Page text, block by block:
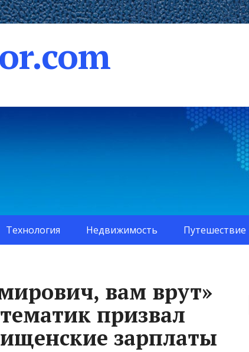
Технология Недвижимость Путешествие
вам врут»
призвал
зарплаты